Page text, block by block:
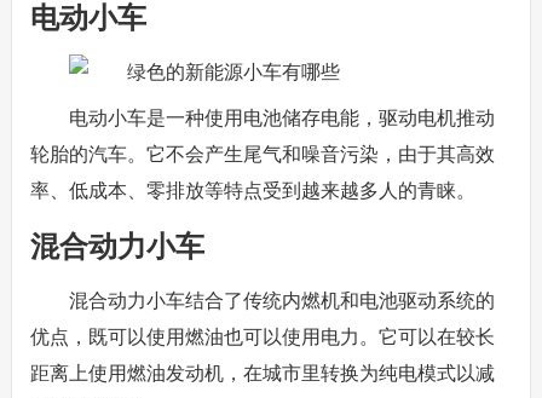
电动小车
电动小车是一种使用电池储存电能，驱动电机推动
轮胎的汽车。它不会产生尾气和噪音污染，由于其高效
率、低成本、零排放等特点受到越来越多人的青睐。
混合动力小车
混合动力小车结合了传统内燃机和电池驱动系统的
优点，既可以使用燃油也可以使用电力。它可以在较长
距离上使用燃油发动机，在城市里转换为纯电模式以减